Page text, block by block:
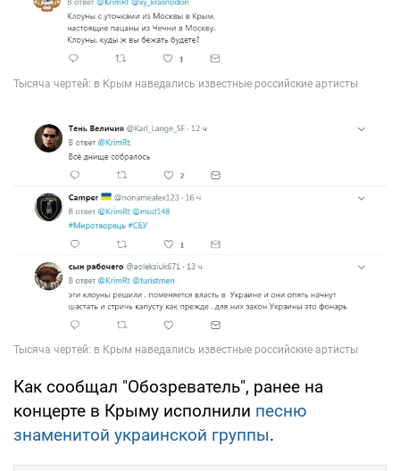
Как сообщал "Обозреватель", ранее на
концерте в Крыму исполнили песню
знаменитой украинской группы.